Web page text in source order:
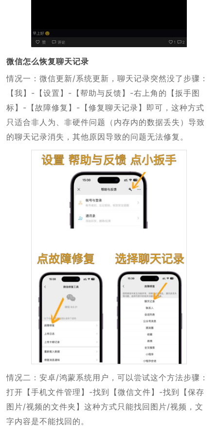
微信怎么恢复聊天记录
情况一：微信更新/系统更新，聊天记录突然没了步骤：
【我】-【设置】-【帮助与反馈】-右上角的【扳手图
标】-【故障修复】-【修复聊天记录】即可，这种方式
只适合非人为、非硬件问题（内存内的数据丢失）导致
的聊天记录消失，其他原因导致的问题无法修复。
情况二：安卓/鸿蒙系统用户，可以尝试这个方法步骤：
打开【手机文件管理】-找到【微信文件】-找到【保存
图片/视频的文件夹】这种方式只能找回图片/视频，文
字内容是不能找回的。